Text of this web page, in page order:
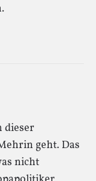
dieser
geht. Das
nicht